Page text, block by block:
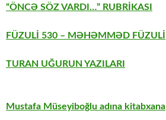
“ÖNCƏ SÖZ VARDI…” RUBRİKASI
FÜZULİ 530 – MƏHƏMMƏD FÜZULİ
TURAN UĞURUN YAZILARI
Mustafa Müseyiboğlu adına kitabxana